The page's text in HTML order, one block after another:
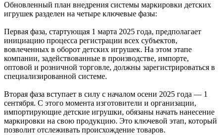
Обновленный план внедрения системы маркировки детских
игрушек разделен на четыре ключевые фазы:
Первая фаза, стартующая 1 марта 2025 года, предполагает
инициацию процесса регистрации всех субъектов,
вовлеченных в оборот детских игрушек. На этом этапе
компании, задействованные в производстве, импорте,
оптовой и розничной торговле, должны зарегистрироваться в
специализированной системе.
Вторая фаза вступает в силу с началом осени 2025 года — 1
сентября. С этого момента изготовители и организации,
импортирующие детские игрушки, обязаны начать нанесение
маркировки на свою продукцию. Это ключевой этап, который
позволит отслеживать происхождение товаров.